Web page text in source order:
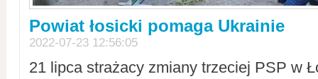
Powiat łosicki pomaga Ukrainie
2022-07-23 12:56:05
21 lipca strażacy zmiany trzeciej PSP w